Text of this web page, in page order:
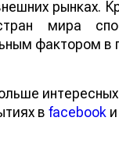
рынках.
мира
фактором в
в facebook